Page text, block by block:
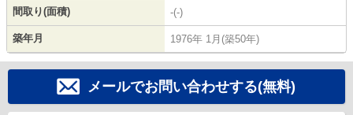
間取り(面積) -(-)
築年月 1976年 1月(築50年)
メールでお問い合わせする(無料)